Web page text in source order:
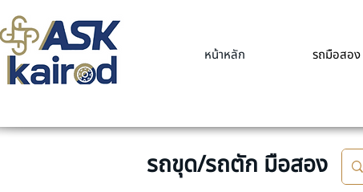
หน้าหลัก รถมือสอง
รถขุด/รถตัก มือสอง